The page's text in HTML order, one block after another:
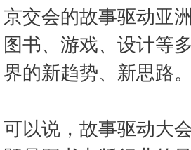
京交会的故事驱动亚
图书、游戏、设计等
界的新趋势、新思路。
可以说，故事驱动大